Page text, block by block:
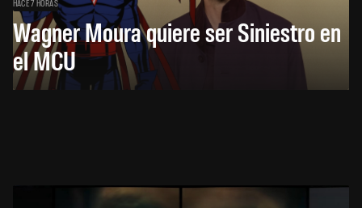
HACE 7 HORAS
Wagner Moura quiere ser Siniestro en
el MCU